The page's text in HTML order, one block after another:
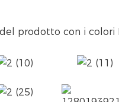
prodotto con i colori